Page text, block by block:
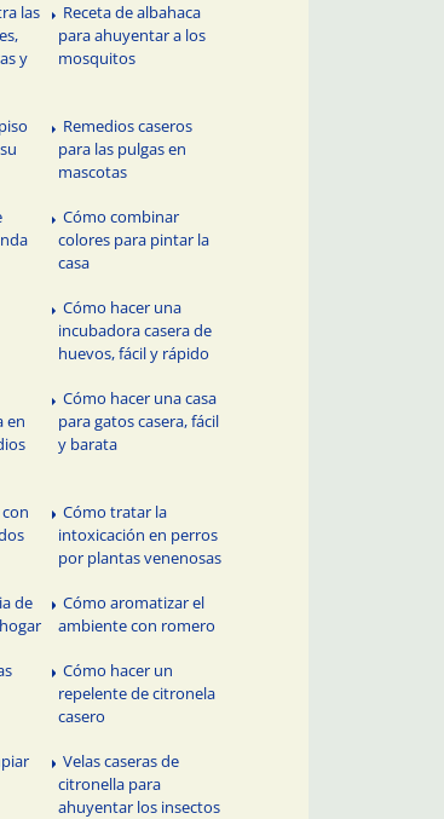
las
y
Receta de albahaca
para ahuyentar a los
mosquitos
Remedios caseros
para las pulgas en
mascotas
Cómo combinar
colores para pintar la
casa
Cómo hacer una
incubadora casera de
huevos, fácil y rápido
en
Cómo hacer una casa
para gatos casera, fácil
y barata
Cómo tratar la
intoxicación en perros
por plantas venenosas
de
Cómo aromatizar el
ambiente con romero
Cómo hacer un
repelente de citronela
casero
Velas caseras de
citronella para
ahuyentar los insectos